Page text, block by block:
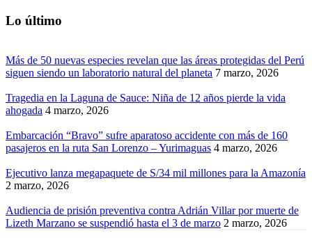
Lo último
Más de 50 nuevas especies revelan que las áreas protegidas del Perú
siguen siendo un laboratorio natural del planeta 7 marzo, 2026
Tragedia en la Laguna de Sauce: Niña de 12 años pierde la vida
ahogada 4 marzo, 2026
Embarcación “Bravo” sufre aparatoso accidente con más de 160
pasajeros en la ruta San Lorenzo – Yurimaguas 4 marzo, 2026
Ejecutivo lanza megapaquete de S/34 mil millones para la Amazonía
2 marzo, 2026
Audiencia de prisión preventiva contra Adrián Villar por muerte de
Lizeth Marzano se suspendió hasta el 3 de marzo 2 marzo, 2026